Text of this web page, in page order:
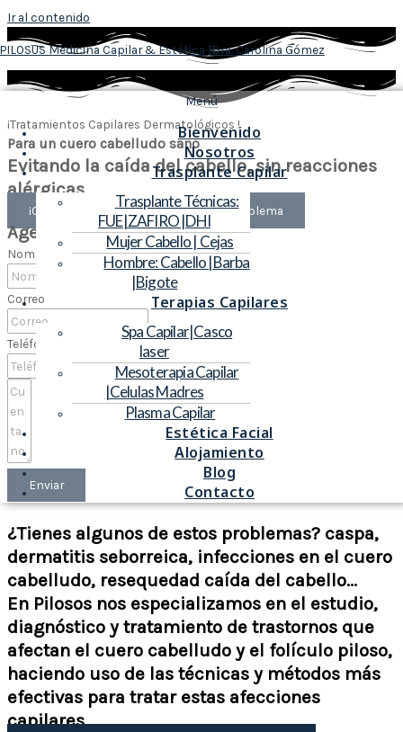
Ir al contenido
PILOSUS Medicina Capilar & Estética |Dra. Carolina Gómez
Menú
Bienvenido
Nosotros
Trasplante Capilar
Trasplante Técnicas:
FUE|ZAFIRO |DHI
Mujer Cabello | Cejas
Hombre: Cabello |Barba
|Bigote
Terapias Capilares
Spa Capilar|Casco
laser
Mesoterapia Capilar
|Celulas Madres
Plasma Capilar
Estética Facial
Alojamiento
Blog
Contacto
¡Tratamientos Capilares Dermatológicos !
Para un cuero cabelludo sano
Evitando la caída del cabello, sin reacciones
alérgicas
¡Consúltanos!, te ayudamos con tu problema
Agenda una cita
Nombre
Correo
Teléfono
Enviar
¿Tienes algunos de estos problemas? caspa,
dermatitis seborreica, infecciones en el cuero
cabelludo, resequedad caída del cabello...
En Pilosos nos especializamos en el estudio,
diagnóstico y tratamiento de trastornos que
afectan el cuero cabelludo y el folículo piloso,
haciendo uso de las técnicas y métodos más
efectivas para tratar estas afecciones
capilares.